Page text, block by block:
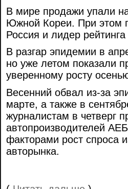
В мире продажи упали
Южной Кореи. При этом
Россия и лидер
В разгар эпидемии в
но уже летом показали
уверенному росту
Весенний обвал из-за
марте, а также в
журналистам в четверг
автопроизводителей
факторами рост спроса
авторынка.